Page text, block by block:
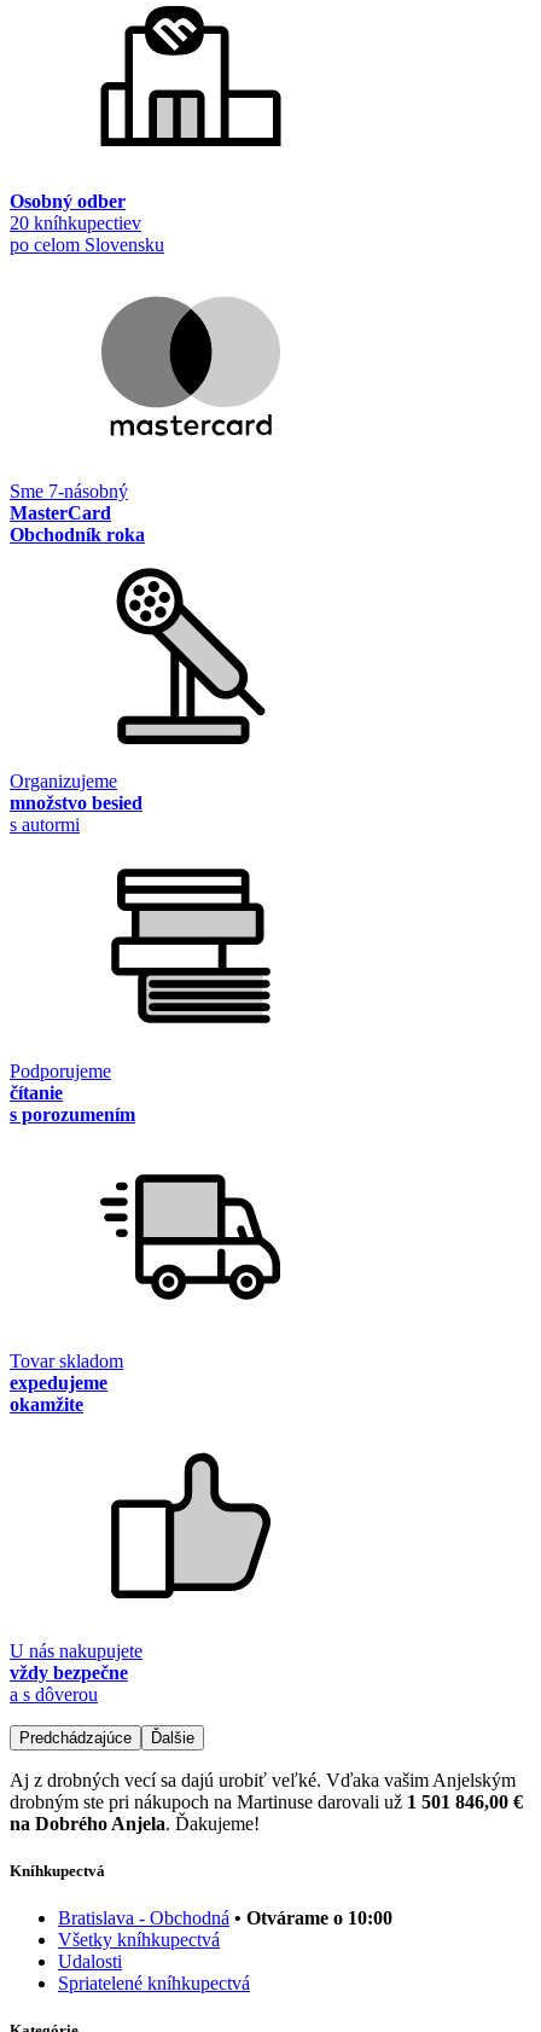
Osobný odber
20 kníhkupectiev
po celom Slovensku
Sme 7-násobný
MasterCard
Obchodník roka
Organizujeme
množstvo besied
s autormi
Podporujeme
čítanie
s porozumením
Tovar skladom
expedujeme
okamžite
U nás nakupujete
vždy bezpečne
a s dôverou
Predchádzajúce Ďalšie
Aj z drobných vecí sa dajú urobiť veľké. Vďaka vašim Anjelským
drobným ste pri nákupoch na Martinuse darovali už 1 501 846,00 €
na Dobrého Anjela. Ďakujeme!
Kníhkupectvá
Bratislava - Obchodná • Otvárame o 10:00
Všetky kníhkupectvá
Udalosti
Spriatelené kníhkupectvá